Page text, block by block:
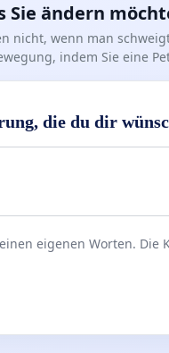
Sie ändern
nicht, wenn man
indem Sie eine
die du dir
eigenen Worten. Die